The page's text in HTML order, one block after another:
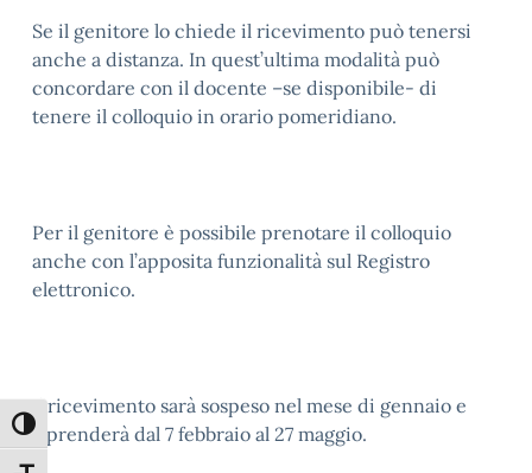
Attiva/disattiva alto contrasto
Se il genitore lo chiede il ricevimento può tenersi
anche a distanza. In quest’ultima modalità può
concordare con il docente –se disponibile- di
tenere il colloquio in orario pomeridiano.
Per il genitore è possibile prenotare il colloquio
anche con l’apposita funzionalità sul Registro
elettronico.
Il ricevimento sarà sospeso nel mese di gennaio e
riprenderà dal 7 febbraio al 27 maggio.